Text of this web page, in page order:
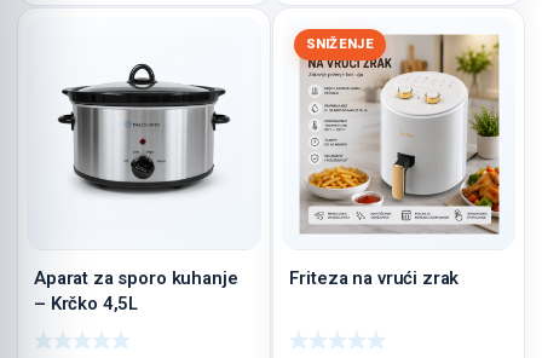
Aparat za sporo kuhanje
– Krčko 4,5L
SNIŽENJE
Friteza na vrući zrak